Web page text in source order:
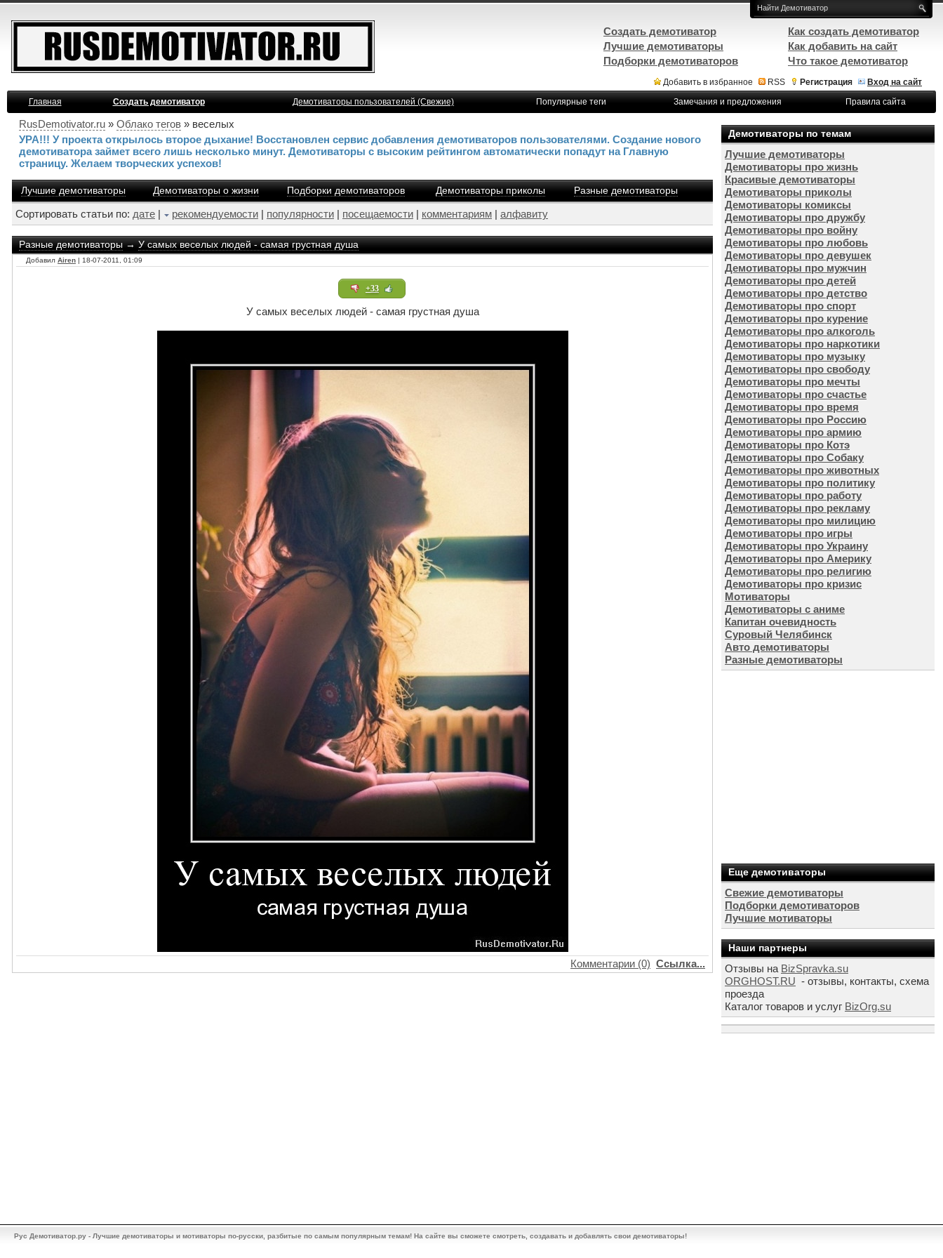
Добавить в избранное RSS Регистрация
Вход на сайт
Главная
Создать демотиватор Демотиваторы пользователей (Свежие) Популярные теги Замечания и предложения Правила сайта
RusDemotivator.ru » Облако тегов » веселых
УРА!!! У проекта открылось второе дыхание! Восстановлен сервис добавления демотиваторов пользователями. Создание нового
демотиватора займет всего лишь несколько минут. Демотиваторы с высоким рейтингом автоматически попадут на Главную
страницу. Желаем творческих успехов!
Лучшие демотиваторы Демотиваторы о жизни Подборки демотиваторов Демотиваторы приколы Разные демотиваторы
Сортировать статьи по: дате | рекомендуемости | популярности | посещаемости | комментариям | алфавиту
Разные демотиваторы→У самых веселых людей - самая грустная душа
Добавил Airen | 18-07-2011, 01:09
+33
У самых веселых людей - самая грустная душа
Комментарии (0) Ссылка...
Демотиваторы по темам
Лучшие демотиваторы
Демотиваторы про жизнь
Красивые демотиваторы
Демотиваторы приколы
Демотиваторы комиксы
Демотиваторы про дружбу
Демотиваторы про войну
Демотиваторы про любовь
Демотиваторы про девушек
Демотиваторы про мужчин
Демотиваторы про детей
Демотиваторы про детство
Демотиваторы про спорт
Демотиваторы про курение
Демотиваторы про алкоголь
Демотиваторы про наркотики
Демотиваторы про музыку
Демотиваторы про свободу
Демотиваторы про мечты
Демотиваторы про счастье
Демотиваторы про время
Демотиваторы про Россию
Демотиваторы про армию
Демотиваторы про Котэ
Демотиваторы про Собаку
Демотиваторы про животных
Демотиваторы про политику
Демотиваторы про работу
Демотиваторы про рекламу
Демотиваторы про милицию
Демотиваторы про игры
Демотиваторы про Украину
Демотиваторы про Америку
Демотиваторы про религию
Демотиваторы про кризис
Мотиваторы
Демотиваторы с аниме
Капитан очевидность
Суровый Челябинск
Авто демотиваторы
Разные демотиваторы
Еще демотиваторы
Свежие демотиваторы
Подборки демотиваторов
Лучшие мотиваторы
Наши партнеры
Отзывы на BizSpravka.su
ORGHOST.RU - отзывы, контакты, схема
проезда
Каталог товаров и услуг BizOrg.su
Создать демотиватор
Лучшие демотиваторы
Подборки демотиваторов
Как создать демотиватор
Как добавить на сайт
Что такое демотиватор
Рус Демотиватор.ру - Лучшие демотиваторы и мотиваторы по-русски, разбитые по самым популярным темам! На сайте вы сможете смотреть, создавать и добавлять свои демотиваторы!